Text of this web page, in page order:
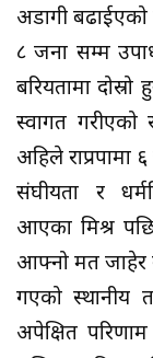
अडागी बढाईएको
८ जना सम्म
बरियतामा दोस्रो
स्वागत गरीएको
अहिले राप्रपामा
संघीयता र
आएका मिश्र
आफ्नो मत जाहेर
गएको स्थानीय
अपेक्षित